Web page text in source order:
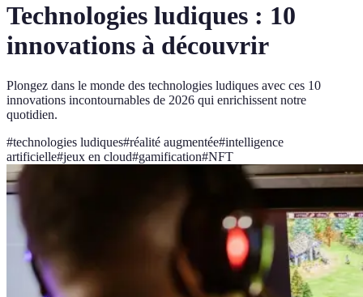
Technologies ludiques : 10
innovations à découvrir
Plongez dans le monde des technologies ludiques avec ces 10
innovations incontournables de 2026 qui enrichissent notre
quotidien.
#technologies ludiques#réalité augmentée#intelligence
artificielle#jeux en cloud#gamification#NFT